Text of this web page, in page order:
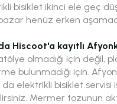
bisiklet ikinci ele geç
henüz erken
Hiscoot'a kayıtlı
olmadığı için değil,
bulunmadığı için.
elektrikli bisiklet servisi
Mermer tozunun